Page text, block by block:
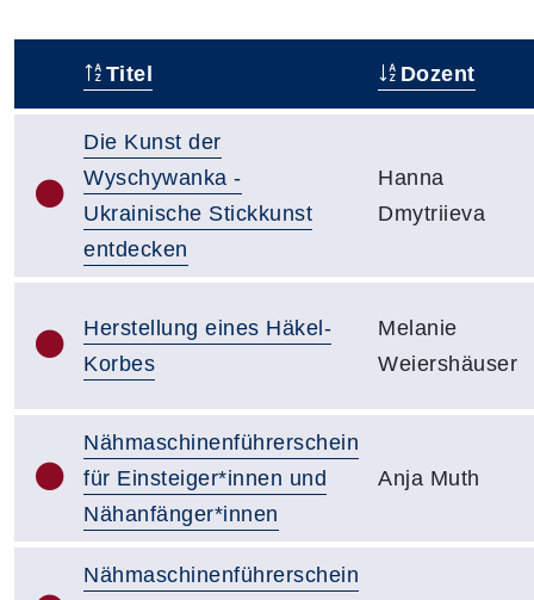
Titel Dozent
Die Kunst der
Wyschywanka -
Ukrainische Stickkunst
entdecken
Hanna
Dmytriieva
Herstellung eines Häkel-
Korbes
Melanie
Weiershäuser
Nähmaschinenführerschein
für Einsteiger*innen und
Nähanfänger*innen
Anja Muth
Nähmaschinenführerschein